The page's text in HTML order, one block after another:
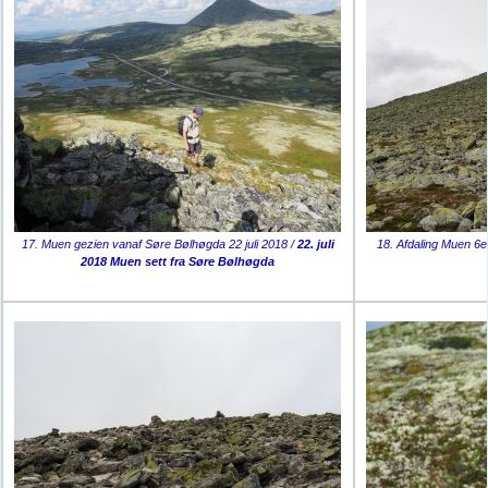
17. Muen gezien vanaf Søre Bølhøgda 22 juli 2018 /22. juli
2018 Muen sett fra Søre Bølhøgda
18. Afdaling Muen